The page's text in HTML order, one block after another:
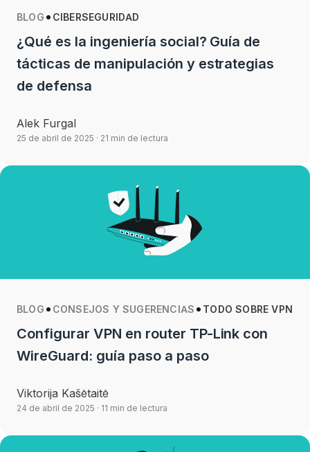
BLOG CIBERSEGURIDAD
¿Qué es la ingeniería social? Guía de
tácticas de manipulación y estrategias
de defensa
Alek Furgal
25 de abril de 2025 · 21 min de lectura
BLOG CONSEJOS Y SUGERENCIAS TODO SOBRE VPN
Configurar VPN en router TP-Link con
WireGuard: guía paso a paso
Viktorija Kašėtaitė
24 de abril de 2025 · 11 min de lectura